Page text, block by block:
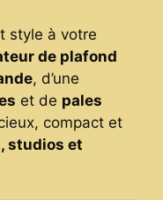
style à votre
de plafond
, d’une
et de pales
compact et
studios et